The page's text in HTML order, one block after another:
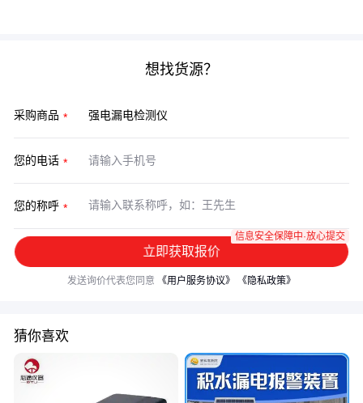
想找货源？
采购商品
您的电话
您的称呼
立即获取报价
信息安全保障中·放心提交
发送询价代表您同意 《用户服务协议》 《隐私政策》
猜你喜欢